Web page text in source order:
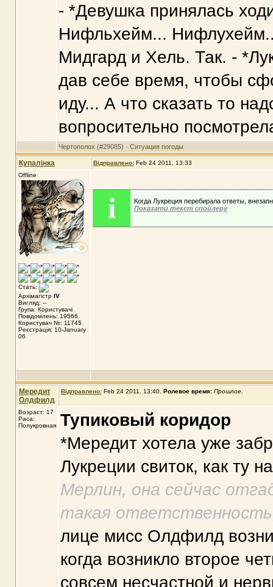
- *Девушка принялась
Нифльхейм...
Мидгард и Хель. Так. -
дав себе время, чтобы
иду... А что сказать то
вопросительно
Чертополох (#29085) · Ситуация погоды
Купалінка Відправлено: Feb 24 2011, 13:33
Offline
Стать:
Архімагістр IV
Вигляд: --
Група: Користувачі
Повідомлень: 19566
Користувач №: 11745
Реєстрація: 10-January
06
i
Когда Лукреция перебирала ответы,
Показати текст спойлеру
Мередит
Олдфилд
Відправлено: Feb 24 2011, 13:40. Ролевое время: Прошлое.
Возраст: 17
Раса:
Полукровная
Тупиковый коридор
*Мередит хотела уже
Лукреции свиток, как ту
Мерлин, она сейчас
такая
лице мисс Олдфилд
когда возникло второе
совсем несчастной и